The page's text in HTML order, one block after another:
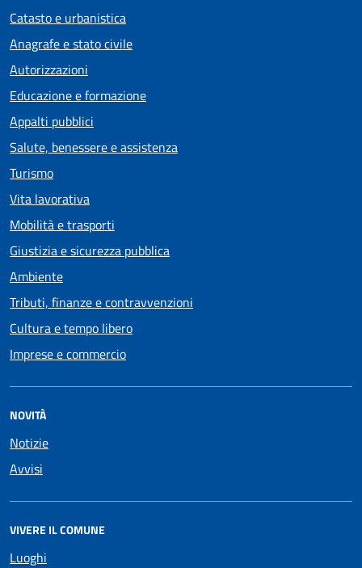
Catasto e urbanistica
Anagrafe e stato civile
Autorizzazioni
Educazione e formazione
Appalti pubblici
Salute, benessere e assistenza
Turismo
Vita lavorativa
Mobilità e trasporti
Giustizia e sicurezza pubblica
Ambiente
Tributi, finanze e contravvenzioni
Cultura e tempo libero
Imprese e commercio
NOVITÀ
Notizie
Avvisi
VIVERE IL COMUNE
Luoghi